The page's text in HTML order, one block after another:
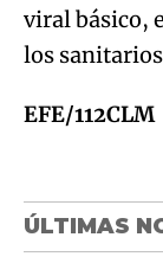
viral básico,
los
EFE/112CLM
ÚLTIMAS